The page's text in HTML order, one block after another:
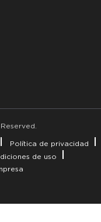
Política de privacidad
de uso